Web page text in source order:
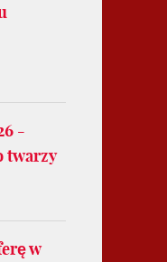
-
twarzy
w